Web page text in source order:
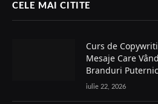
CELE MAI CITITE
Curs de
Mesaje Care
Branduri
iulie 22, 2026